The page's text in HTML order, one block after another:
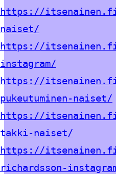
https://
naiset/
https://
instagram/
https://
pukeutuminen-naiset/
https://
takki-naiset/
https://
richardsson-